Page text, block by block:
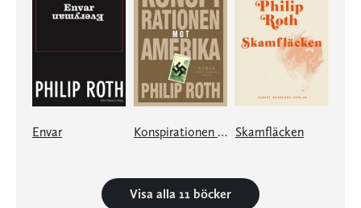
Envar Konspirationen mot Amerika Skamfläcken
Visa alla 11 böcker